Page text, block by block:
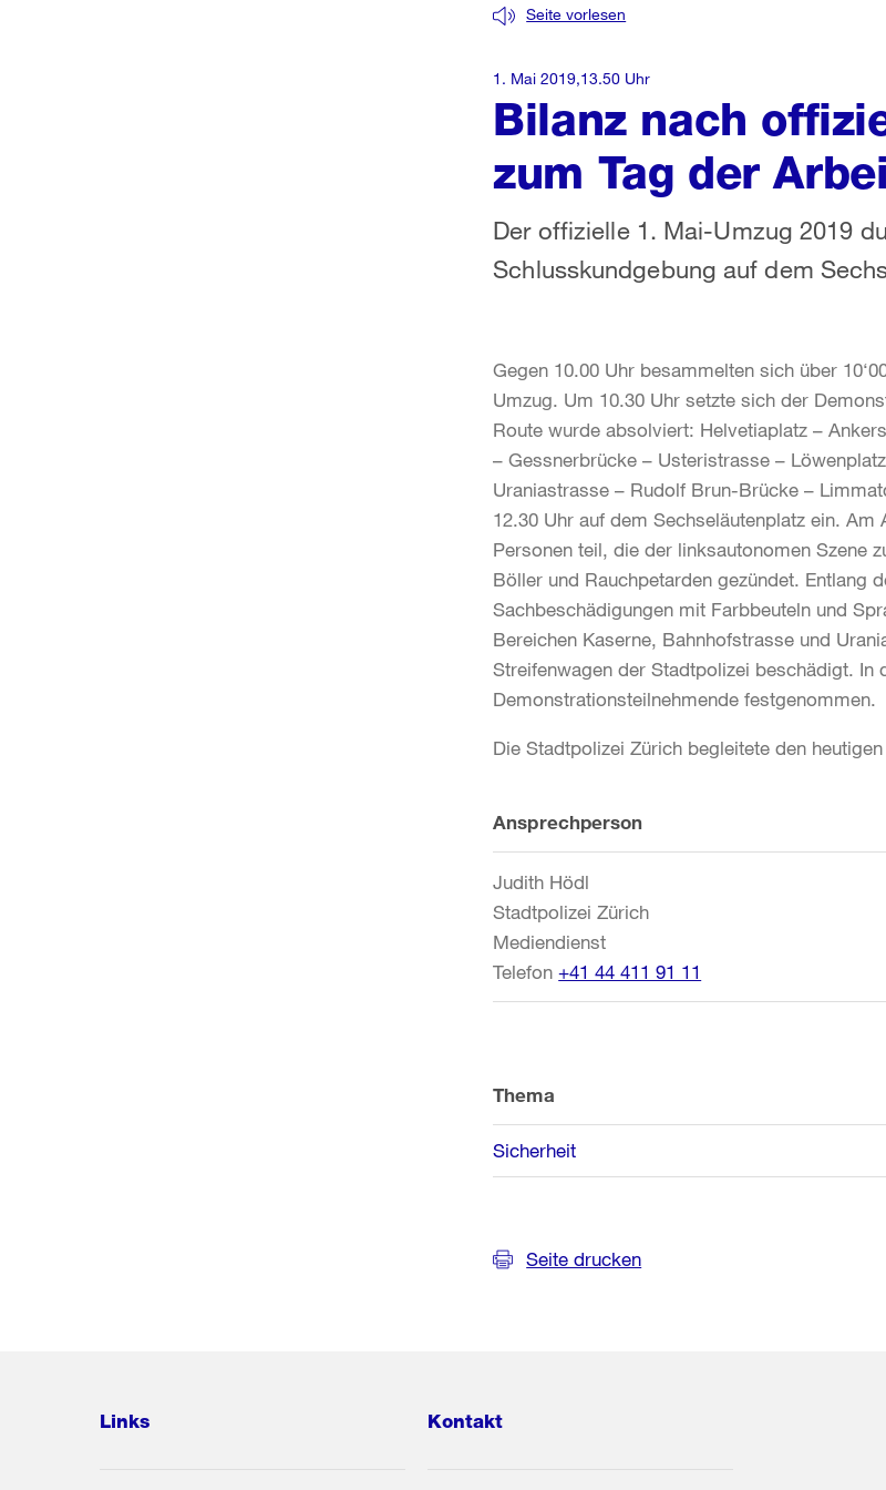
Bilanz nach
zum Tag der
Seite vorlesen
Der offizielle 1. Mai-Umzug 2019
Schlusskundgebung auf dem
1. Mai 2019,13.50 Uhr
Gegen 10.00 Uhr besammelten sich über
Umzug. Um 10.30 Uhr setzte sich der
Route wurde absolviert: Helvetiaplatz –
– Gessnerbrücke – Usteristrasse –
Uraniastrasse – Rudolf Brun-Brücke –
12.30 Uhr auf dem Sechseläutenplatz ein.
Personen teil, die der linksautonomen Szene
Böller und Rauchpetarden gezündet. Entlang
Sachbeschädigungen mit Farbbeuteln und
Bereichen Kaserne, Bahnhofstrasse und
Streifenwagen der Stadtpolizei beschädigt.
Demonstrationsteilnehmende festgenommen.
Die Stadtpolizei Zürich begleitete den
Weitere
Informationen
Ansprechperson
Judith Hödl
Stadtpolizei Zürich
Mediendienst
Telefon +41 44 411 91 11
Thema
Sicherheit
Seite drucken
Links Kontakt